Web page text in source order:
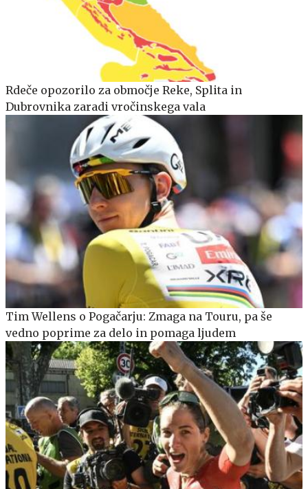
Rdeče opozorilo za območje Reke, Splita in
Dubrovnika zaradi vročinskega vala
Tim Wellens o Pogačarju: Zmaga na Touru, pa še
vedno poprime za delo in pomaga ljudem